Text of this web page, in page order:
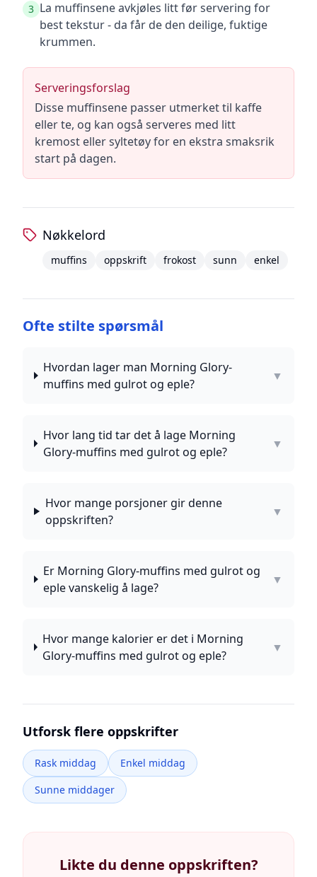
3 La muffinsene avkjøles litt før servering for
best tekstur - da får de den deilige, fuktige
krummen.
Serveringsforslag
Disse muffinsene passer utmerket til kaffe
eller te, og kan også serveres med litt
kremost eller syltetøy for en ekstra smaksrik
start på dagen.
Nøkkelord
muffins oppskrift frokost sunn enkel
Ofte stilte spørsmål
Hvordan lager man Morning Glory-
muffins med gulrot og eple?
▼
Hvor lang tid tar det å lage Morning
Glory-muffins med gulrot og eple?
▼
Hvor mange porsjoner gir denne
oppskriften?
▼
Er Morning Glory-muffins med gulrot og
eple vanskelig å lage?
▼
Hvor mange kalorier er det i Morning
Glory-muffins med gulrot og eple?
▼
Utforsk flere oppskrifter
Rask middag
Enkel middag
Sunne middager
Likte du denne oppskriften?